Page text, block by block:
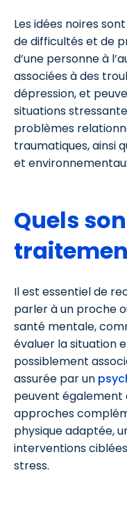
Les idées noires
de difficultés et de
d’une personne à
associées à des
dépression, et
situations
problèmes
traumatiques, ainsi
et
Quels
Il est essentiel de
parler à un proche
santé mentale,
évaluer la situation
possiblement
assurée par un
peuvent également
approches
physique adaptée,
interventions
stress.